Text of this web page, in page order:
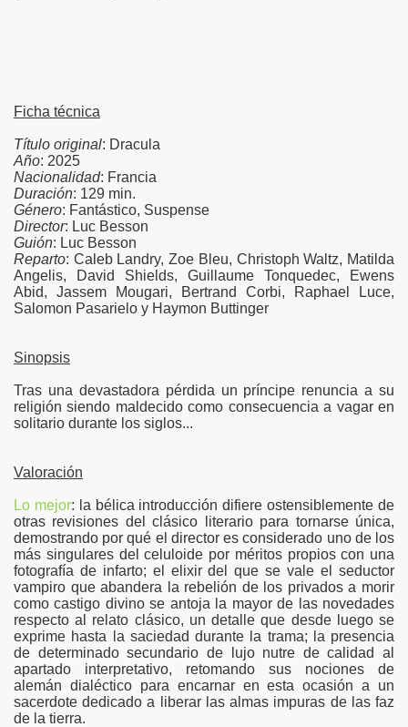
Ficha técnica
Título original: Dracula
Año: 2025
Nacionalidad: Francia
Duración: 129 min.
Género: Fantástico, Suspense
Director: Luc Besson
Guión: Luc Besson
Reparto: Caleb Landry, Zoe Bleu, Christoph Waltz, Matilda
Angelis, David Shields, Guillaume Tonquedec, Ewens
Abid, Jassem Mougari, Bertrand Corbi, Raphael Luce,
Salomon Pasarielo y Haymon Buttinger
Sinopsis
Tras una devastadora pérdida un príncipe renuncia a su
religión siendo maldecido como consecuencia a vagar en
solitario durante los siglos...
Valoración
Lo mejor: la bélica introducción difiere ostensiblemente de
otras revisiones del clásico literario para tornarse única,
demostrando por qué el director es considerado uno de los
más singulares del celuloide por méritos propios con una
fotografía de infarto; el elixir del que se vale el seductor
vampiro que abandera la rebelión de los privados a morir
como castigo divino se antoja la mayor de las novedades
respecto al relato clásico, un detalle que desde luego se
exprime hasta la saciedad durante la trama; la presencia
de determinado secundario de lujo nutre de calidad al
apartado interpretativo, retomando sus nociones de
alemán dialéctico para encarnar en esta ocasión a un
sacerdote dedicado a liberar las almas impuras de las faz
de la tierra.